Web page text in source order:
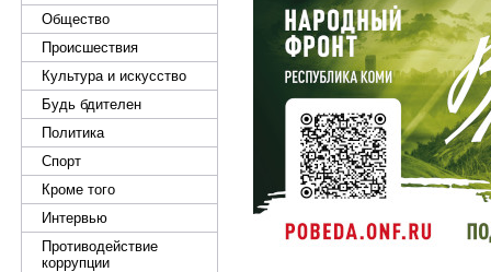
Общество
Происшествия
Культура и искусство
Будь бдителен
Политика
Спорт
Кроме того
Интервью
Противодействие
коррупции